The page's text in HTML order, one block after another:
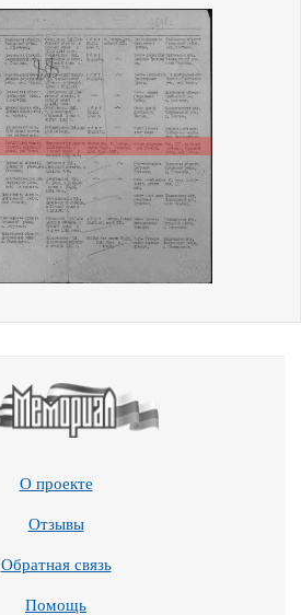
О проекте
Отзывы
Обратная связь
Помощь